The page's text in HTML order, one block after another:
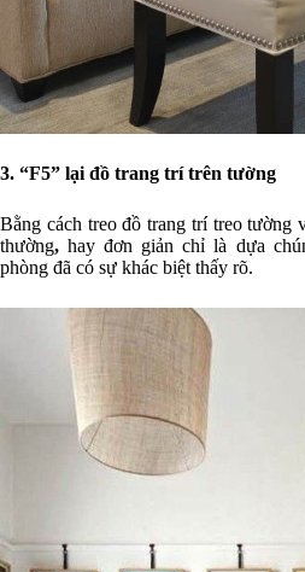
3. “F5” lại đồ trang trí trên tường
Bằng cách treo đồ trang trí treo tường
thường,hay đơn giản chỉ là dựa
phòng đã có sự khác biệt thấy rõ.